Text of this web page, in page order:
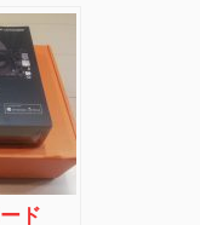
」を
ド